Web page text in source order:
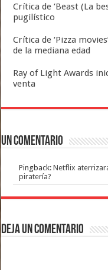
Crítica de ‘Beast (La
pugilístico
Crítica de ‘Pizza
de la mediana edad
Ray of Light Awards
venta
Un comentario
Pingback:Netflix
piratería?
Deja un comentario